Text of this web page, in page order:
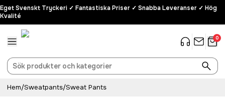
Eget Svenskt Tryckeri ✓ Fantastiska Priser ✓ Snabba Leveranser ✓ Hög
Kvalité
0
Hem/Sweatpants/Sweat Pants